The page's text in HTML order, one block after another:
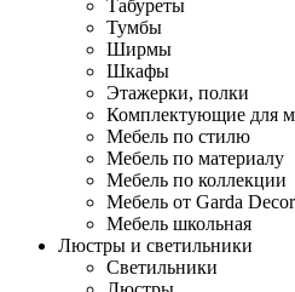
Табуреты
Тумбы
Ширмы
Шкафы
Этажерки, полки
Комплектующие для
Мебель по стилю
Мебель по материалу
Мебель по коллекции
Мебель от Garda Decor
Мебель школьная
Люстры и светильники
Светильники